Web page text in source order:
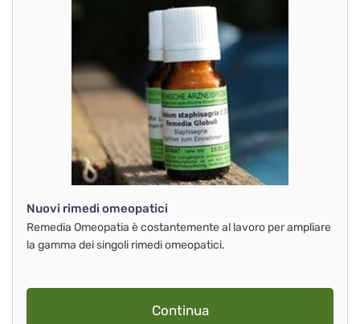
Nuovi rimedi omeopatici
Remedia Omeopatia è costantemente al lavoro per ampliare
la gamma dei singoli rimedi omeopatici.
Continua